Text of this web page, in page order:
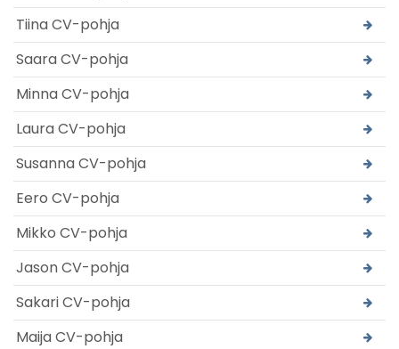
Tiina CV-pohja
Saara CV-pohja
Minna CV-pohja
Laura CV-pohja
Susanna CV-pohja
Eero CV-pohja
Mikko CV-pohja
Jason CV-pohja
Sakari CV-pohja
Maija CV-pohja